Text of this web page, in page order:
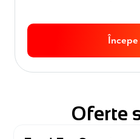
Începe
Oferte